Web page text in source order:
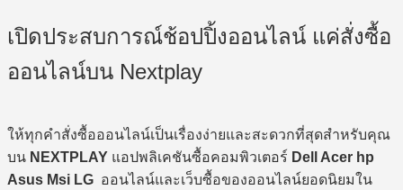
เปิดประสบการณ์ช้อปปิ้งออนไลน์ แค่สั่งซื้อ
ออนไลน์บน Nextplay
ให้ทุกคำสั่งซื้อออนไลน์เป็นเรื่องง่ายและสะดวกที่สุดสำหรับคุณ
บน NEXTPLAY แอปพลิเคชันซื้อคอมพิวเตอร์ Dell Acer hp
Asus Msi LG ออนไลน์และเว็บซื้อของออนไลน์ยอดนิยมใน